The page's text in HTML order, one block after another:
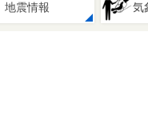
地震情報 気